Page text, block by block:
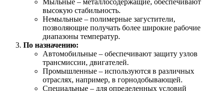
Мыльные – металлосодержащие, обеспечивают
высокую стабильность.
Немыльные – полимерные загустители,
позволяющие получать более широкие рабочие
диапазоны температур.
По назначению:
Автомобильные – обеспечивают защиту узлов
трансмиссии, двигателей.
Промышленные – используются в различных
отраслях, например, в горнодобывающей.
Специальные – для определенных условий